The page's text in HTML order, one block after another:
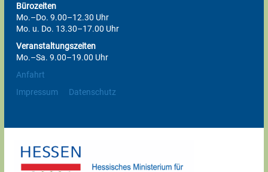
Bürozeiten
Mo.–Do. 9.00–12.30 Uhr
Mo. u. Do. 13.30–17.00 Uhr
Veranstaltungszeiten
Mo.–Sa. 9.00–19.00 Uhr
Anfahrt
Impressum
Datenschutz